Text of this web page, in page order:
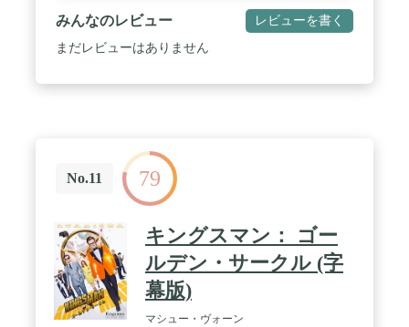
みんなのレビュー レビューを書く
まだレビューはありません
No.11 79
キングスマン： ゴー
ルデン・サークル (字
幕版)
マシュー・ヴォーン